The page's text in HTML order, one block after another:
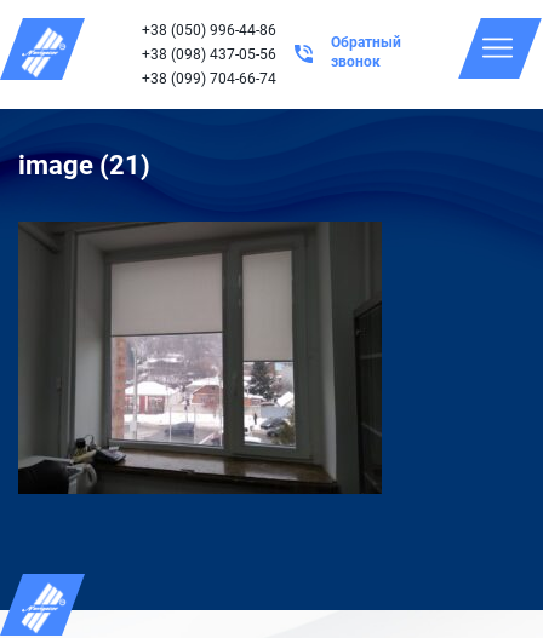
+38 (050) 996-44-86
+38 (098) 437-05-56
+38 (099) 704-66-74
Обратный
звонок
image (21)